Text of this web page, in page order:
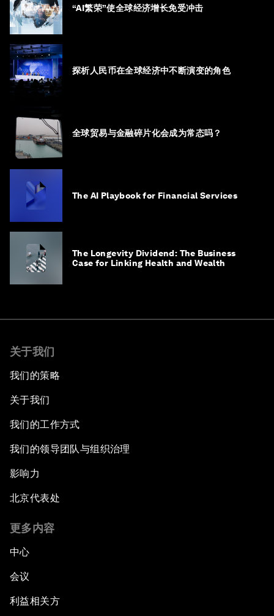
“AI繁荣”使全球经济增长免受冲击
探析人民币在全球经济中不断演变的角色
全球贸易与金融碎片化会成为常态吗？
The AI Playbook for Financial Services
The Longevity Dividend: The Business
Case for Linking Health and Wealth
关于我们
我们的策略
关于我们
我们的工作方式
我们的领导团队与组织治理
影响力
北京代表处
更多内容
中心
会议
利益相关方